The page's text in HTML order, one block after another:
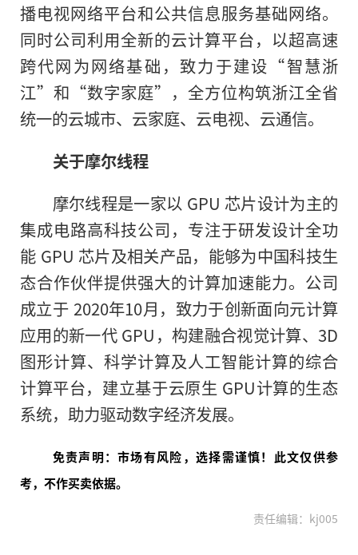
播电视网络平台和公共信息服务基础网络。
同时公司利用全新的云计算平台，以超高速
跨代网为网络基础，致力于建设“智慧浙
江”和“数字家庭”，全方位构筑浙江全省
统一的云城市、云家庭、云电视、云通信。
关于摩尔线程
摩尔线程是一家以 GPU 芯片设计为主的
集成电路高科技公司，专注于研发设计全功
能 GPU 芯片及相关产品，能够为中国科技生
态合作伙伴提供强大的计算加速能力。公司
成立于 2020年10月，致力于创新面向元计算
应用的新一代 GPU，构建融合视觉计算、3D
图形计算、科学计算及人工智能计算的综合
计算平台，建立基于云原生 GPU计算的生态
系统，助力驱动数字经济发展。
免责声明：市场有风险，选择需谨慎！此文仅供参
考，不作买卖依据。
责任编辑：kj005